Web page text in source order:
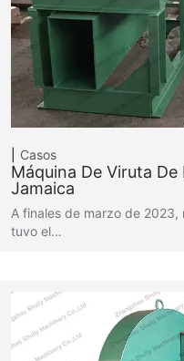
Casos
Máquina De Viruta
Jamaica
A finales de marzo de 2023,
tuvo el…